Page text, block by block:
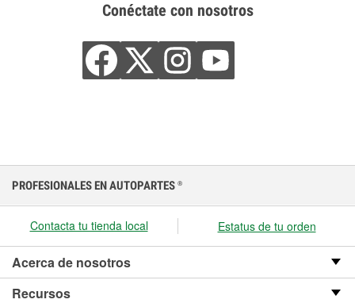
Conéctate con nosotros
PROFESIONALES EN AUTOPARTES ®
Contacta tu tienda local Estatus de tu orden
Acerca de nosotros
Recursos